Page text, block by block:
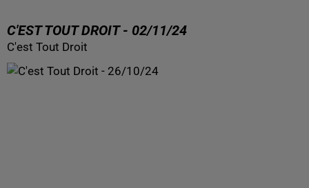
C'EST TOUT DROIT - 02/11/24
C'est Tout Droit